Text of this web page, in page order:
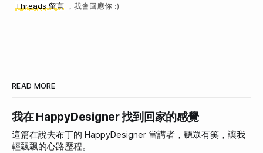
Threads 留言，我會回應你 :)
READ MORE
我在 HappyDesigner 找到回家的感覺
這篇在說去布丁的 HappyDesigner 當講者，聽眾有笑，讓我
輕飄飄的心路歷程。